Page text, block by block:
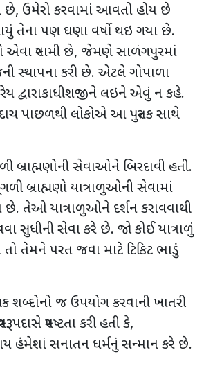
છે, ઉમેરો કરવામાં આવતો હોય છે
તેના પણ ઘણા વર્ષો થઇ ગયા છે.
એવા સ્વામી છે, જેમણે સાળંગપુરમાં
સ્થાપના કરી છે. એટલે ગોપાળા
દ્વારાકાધીશજીને લઇને એવું ન કહે.
પાછળથી લોકોએ આ પુસ્તક સાથે
બ્રાહ્મણોની સેવાઓને બિરદાવી હતી.
બ્રાહ્મણો યાત્રાળુઓની સેવામાં
છે. તેઓ યાત્રાળુઓને દર્શન કરાવવાથી
સુધીની સેવા કરે છે. જો કોઈ યાત્રાળું
તો તેમને પરત જવા માટે ટિકિટ ભાડું
શબ્દોનો જ ઉપયોગ કરવાની ખાતરી
સ્પષ્ટતા કરી હતી કે,
હંમેશાં સનાતન ધર્મનું સન્માન કરે છે.